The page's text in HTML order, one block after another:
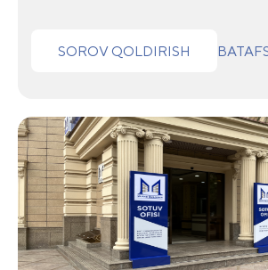
SOROV QOLDIRISH